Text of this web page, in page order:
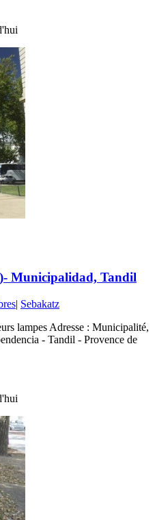
Municipalidad, Tandil
| Sebakatz
lampes Adresse : Municipalité,
- Tandil - Provence de